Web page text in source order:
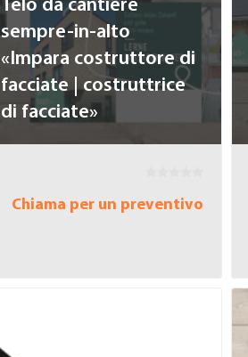
Telo da cantiere
sempre-in-alto
«Impara costruttore di
facciate | costruttrice
di facciate»
Chiama per un preventivo